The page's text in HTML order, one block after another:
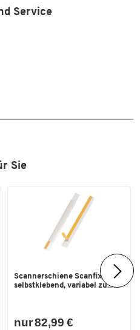
10000
Service
Sie
Scannerschiene Scanfix,
selbstklebend, variabel zu...
nur 82,99 €